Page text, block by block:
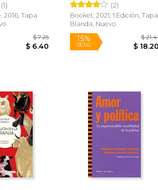
(1)
2016, Tapa
(2)
Booket, 2021, 1 Edición, Tapa
Blanda, Nuevo